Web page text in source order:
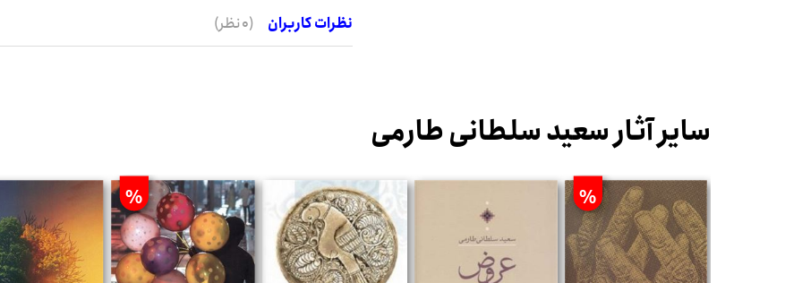
نظرات کاربران (0 نظر)
سایر آثار سعید سلطانی طارمی
%
%